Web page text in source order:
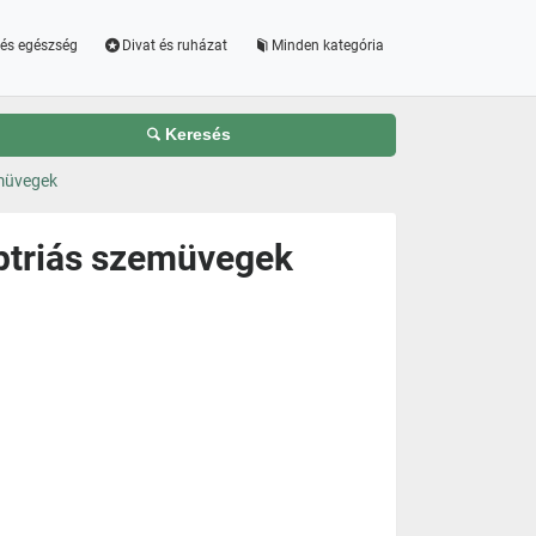
egészség Divat és ruházat Minden kategória
Keresés
szemüvegek